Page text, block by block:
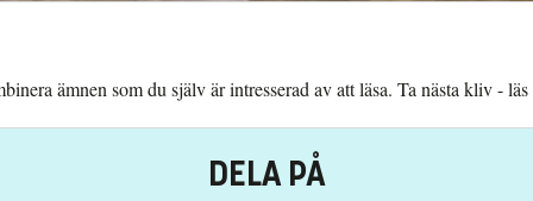
ämnen som du själv är intresserad av att läsa. Ta nästa kliv -
DELA PÅ